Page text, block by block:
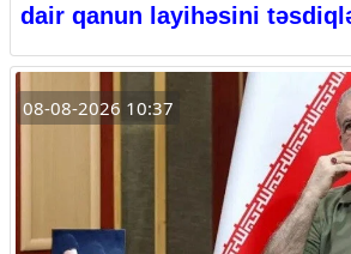
dair qanun layihəsini
08-08-2026 10:37